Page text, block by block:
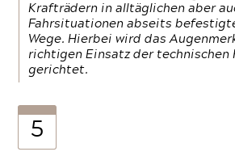
Krafträdern in alltäglichen aber
Fahrsituationen abseits
Wege. Hierbei wird das
richtigen Einsatz der
gerichtet.
5